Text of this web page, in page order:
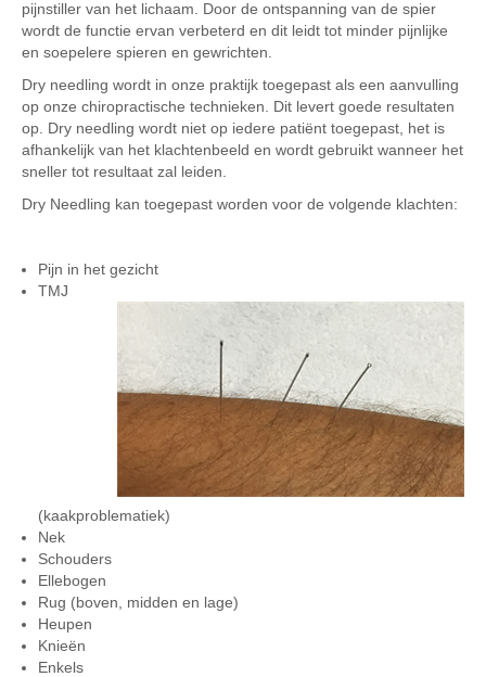
pijnstiller van het lichaam. Door de ontspanning van de spier
wordt de functie ervan verbeterd en dit leidt tot minder pijnlijke
en soepelere spieren en gewrichten.
Dry needling wordt in onze praktijk toegepast als een aanvulling
op onze chiropractische technieken. Dit levert goede resultaten
op. Dry needling wordt niet op iedere patiënt toegepast, het is
afhankelijk van het klachtenbeeld en wordt gebruikt wanneer het
sneller tot resultaat zal leiden.
Dry Needling kan toegepast worden voor de volgende klachten:
Pijn in het gezicht
TMJ
(kaakproblematiek)
Nek
Schouders
Ellebogen
Rug (boven, midden en lage)
Heupen
Knieën
Enkels